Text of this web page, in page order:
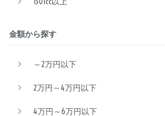
金額から探す
～2万円以下
2万円～4万円以下
4万円～6万円以下